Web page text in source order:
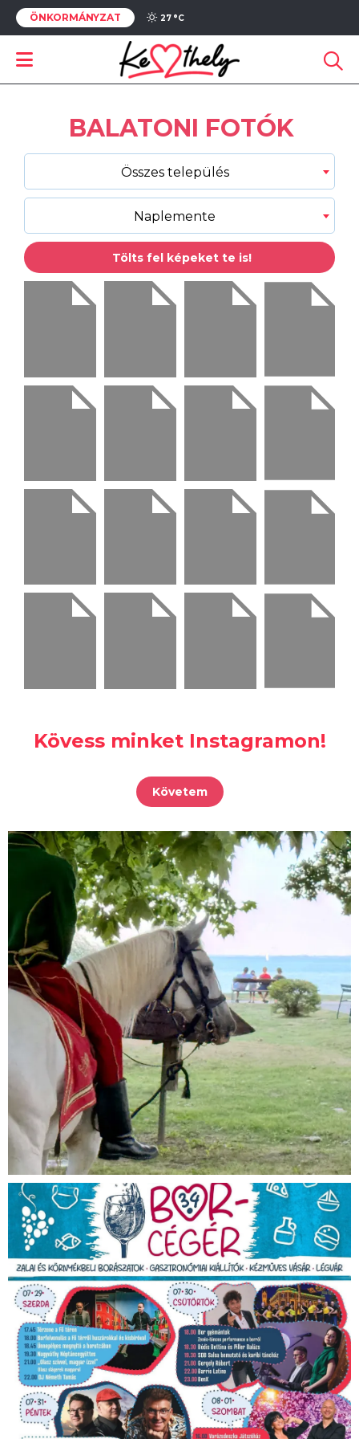
ÖNKORMÁNYZAT 27 °C
BALATONI FOTÓK
Összes település
Naplemente
Tölts fel képeket te is!
Kövess minket Instagramon!
Követem